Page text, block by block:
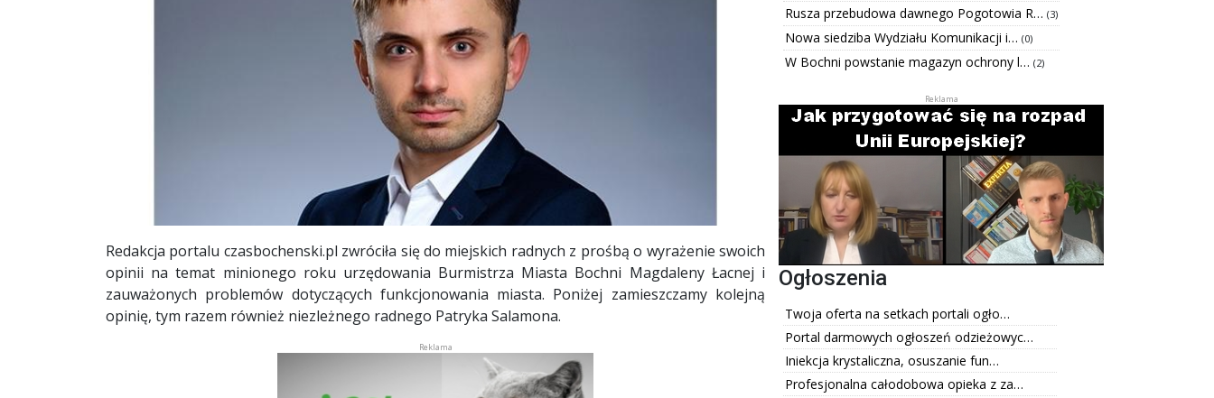
Redakcja portalu czasbochenski.pl zwróciła się do miejskich radnych z prośbą o wyrażenie swoich
opinii na temat minionego roku urzędowania Burmistrza Miasta Bochni Magdaleny Łacnej i
zauważonych problemów dotyczących funkcjonowania miasta. Poniżej zamieszczamy kolejną
opinię, tym razem również niezleżnego radnego Patryka Salamona.
Rusza przebudowa dawnego Pogotowia R… (3)
Nowa siedziba Wydziału Komunikacji i… (0)
W Bochni powstanie magazyn ochrony l… (2)
Ogłoszenia
Twoja oferta na setkach portali ogło…
Portal darmowych ogłoszeń odzieżowyc…
Iniekcja krystaliczna, osuszanie fun…
Profesjonalna całodobowa opieka z za…